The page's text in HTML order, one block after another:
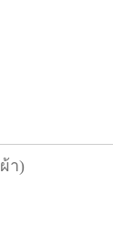
า)